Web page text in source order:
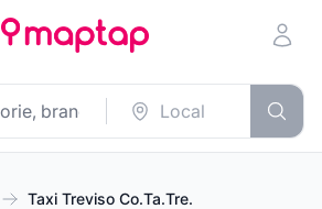
Taxi Treviso Co.Ta.Tre.